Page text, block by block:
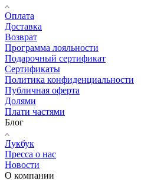
Оплата
Доставка
Возврат
Программа лояльности
Подарочный сертификат
Сертификаты
Политика конфиденциальности
Публичная оферта
Долями
Плати частями
Блог
Лукбук
Пресса о нас
Новости
О компании